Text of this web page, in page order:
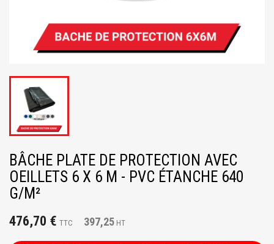
BÂCHE PLATE DE PROTECTION AVEC
OEILLETS 6 X 6 M - PVC ÉTANCHE 640
G/M²
476,70 € TTC 397,25 HT